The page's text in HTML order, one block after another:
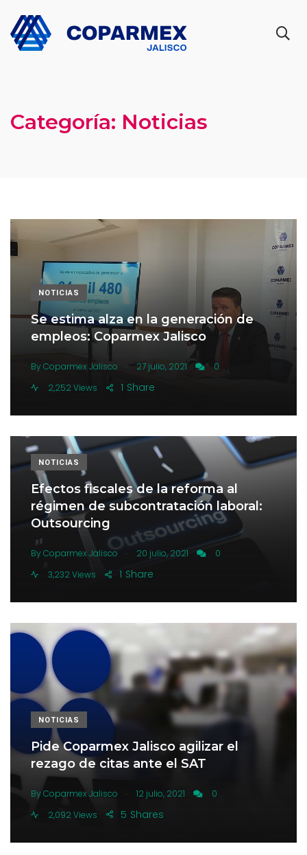
Categoría: Noticias
NOTICIAS
Se estima alza en la generación de
empleos: Coparmex Jalisco
By Coparmex Jalisco . 27 julio, 2021
0
2,252 Views
Share
1
NOTICIAS
Efectos fiscales de la reforma al
régimen de subcontratación laboral:
Outsourcing
By Coparmex Jalisco . 20 julio, 2021
0
3,232 Views
Share
1
NOTICIAS
Pide Coparmex Jalisco agilizar el
rezago de citas ante el SAT
ByCoparmex Jalisco . 12 julio, 2021
0
2,092 Views
Shares
5